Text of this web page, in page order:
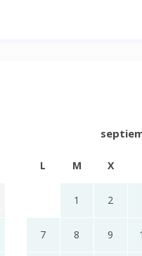
L M X
1 2
7 8 9